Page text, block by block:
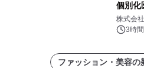
個別化
代ヘル
株式会
3時
ファッション・美容の